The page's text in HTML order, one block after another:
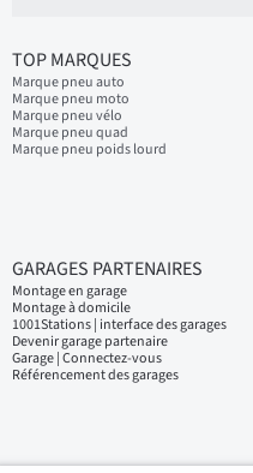
TOP MARQUES
Marque pneu auto
Marque pneu moto
Marque pneu vélo
Marque pneu quad
Marque pneu poids lourd
GARAGES PARTENAIRES
Montage en garage
Montage à domicile
1001Stations | interface des garages
Devenir garage partenaire
Garage | Connectez-vous
Référencement des garages